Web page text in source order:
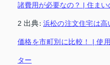
諸費用が必要なの？ | 住ま
2 出典: 浜松の注文住宅は
価格を市町別に比較！ | 使
ター